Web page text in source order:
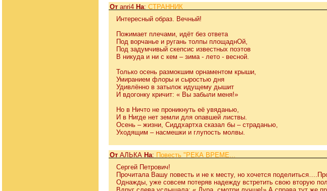
От anri4 На: СТРАННИК
Интересный образ. Вечный!
Пожимает плечами, идёт без ответа
Под ворчанье и ругань толпы площаднОй,
Под задумчивый скепсис известных поэтов
В никуда и ни с кем – зима - лето - весной.
Только осень размокшим орнаментом крыши,
Умиранием флоры и сыростью дня
Удивлённо в затылок идущему дышит
И вдогонку кричит: « Вы забыли меня!»
Но в Ничто не проникнуть её увяданью,
И в Нигде нет земли для опавшей листвы.
Осень – жизни, Сиддхартха сказал бы – страданью,
Уходящим – насмешки и глупость молвы.
От АЛЬКА На: Повесть "РЕКА ВРЕМЕ...
Сергей Петрович!
Прочитала Вашу повесть и не к месту, но хочется
Однажды, уже совсем потеряв надежду встретить свою вторую